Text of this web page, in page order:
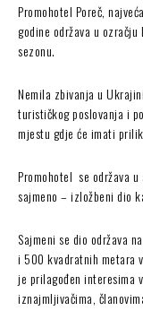
Promohotel Poreč,
godine održava u
sezonu.
Nemila zbivanja u
turističkog poslovanja i
mjestu gdje će imati
Promohotel se održava
sajmeno – izložbeni dio
Sajmeni se dio održava
i 500 kvadratnih metara
je prilagođen interesima
iznajmljivačima,